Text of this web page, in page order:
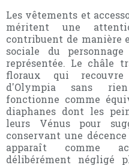
Les vêtements et
méritent une
contribuent de manière
sociale du
représentée. Le châle
floraux qui
d'Olympia sans
fonctionne comme
diaphanes dont les
leurs Vénus pour
conservant une
apparaît comme
délibérément négligé